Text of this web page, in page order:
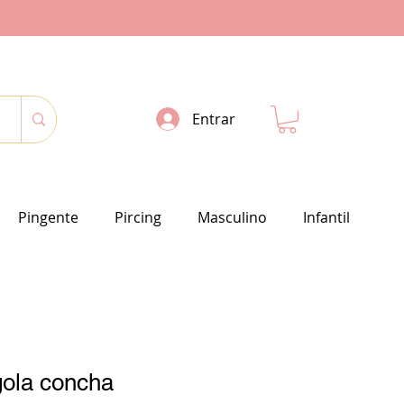
Entrar
Pingente Pircing Masculino Infantil
concha